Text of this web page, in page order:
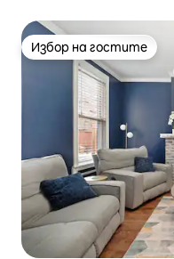
Избор на гостите
Избор на гостите